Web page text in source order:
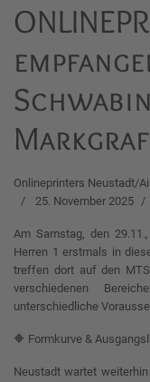
Onlineprinters Neustadt/
25. November 2025
Am Samstag, den
Herren 1 erstmals in
treffen dort auf den
verschiedenen
unterschiedliche
🔶 Formkurve &
Neustadt wartet